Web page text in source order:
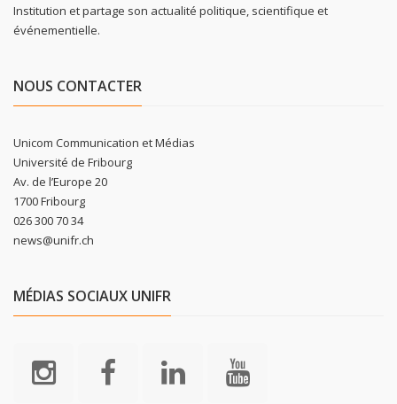
Institution et partage son actualité politique, scientifique et
événementielle.
NOUS CONTACTER
Unicom Communication et Médias
Université de Fribourg
Av. de l’Europe 20
1700 Fribourg
026 300 70 34
news@unifr.ch
MÉDIAS SOCIAUX UNIFR